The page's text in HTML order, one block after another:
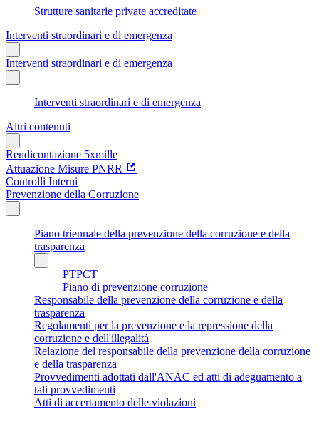
Strutture sanitarie private accreditate
Interventi straordinari e di emergenza
Interventi straordinari e di emergenza
Interventi straordinari e di emergenza
Altri contenuti
Rendicontazione 5xmille
Attuazione Misure PNRR
Controlli Interni
Prevenzione della Corruzione
Piano triennale della prevenzione della corruzione e della
trasparenza
PTPCT
Piano di prevenzione corruzione
Responsabile della prevenzione della corruzione e della
trasparenza
Regolamenti per la prevenzione e la repressione della
corruzione e dell'illegalità
Relazione del responsabile della prevenzione della corruzione
e della trasparenza
Provvedimenti adottati dall'ANAC ed atti di adeguamento a
tali provvedimenti
Atti di accertamento delle violazioni